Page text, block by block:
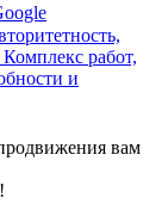
Комплекс работ,
и
вам